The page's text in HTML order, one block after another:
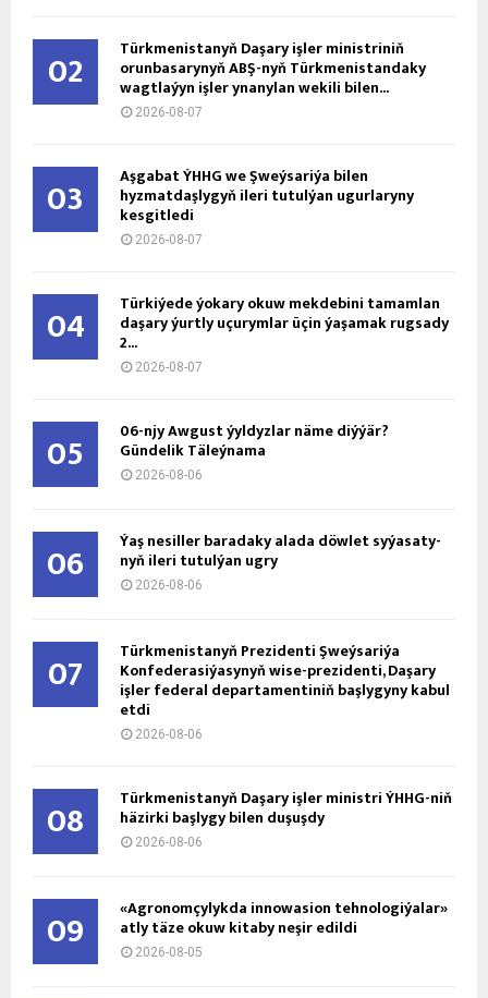
02 Türkmenistanyň Daşary işler ministriniň
orunbasarynyň ABŞ-nyň Türkmenistandaky
wagtlaýyn işler ynanylan wekili bilen...
2026-08-07
03 Aşgabat ÝHHG we Şweýsariýa bilen
hyzmatdaşlygyň ileri tutulýan ugurlaryny
kesgitledi
2026-08-07
04 Türkiýede ýokary okuw mekdebini tamamlan
daşary ýurtly uçurymlar üçin ýaşamak rugsady
2...
2026-08-07
05 06-njy Awgust ýyldyzlar näme diýýär?
Gündelik Täleýnama
2026-08-06
06 Ýaş ne­sil­ler ba­ra­da­ky ala­da döw­let sy­ýa­sa­ty­
nyň ile­ri tu­tul­ýan ug­ry
2026-08-06
07 Türkmenistanyň Prezidenti Şweýsariýa
Konfederasiýasynyň wise-prezidenti, Daşary
işler federal departamentiniň başlygyny kabul
etdi
2026-08-06
08 Türkmenistanyň Daşary işler ministri ÝHHG-niň
häzirki başlygy bilen duşuşdy
2026-08-06
09 «Agronomçylykda innowasion tehnologiýalar»
atly täze okuw kitaby neşir edildi
2026-08-05